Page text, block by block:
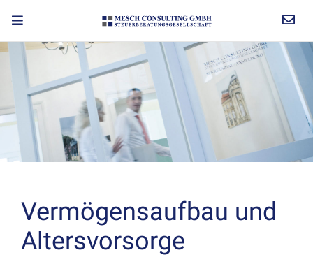
Vermögensaufbau und
Altersvorsorge